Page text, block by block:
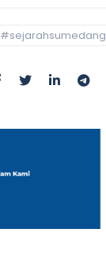
#sejarahsumedang